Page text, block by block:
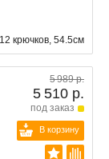
крючков, 54.5см
5 989 р.
5 510 р.
под заказ
В корзину